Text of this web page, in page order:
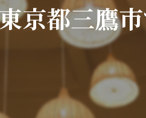
京都三鷹